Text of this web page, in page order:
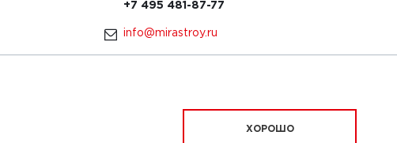
+7 495 481-87-77
info@mirastroy.ru
ХОРОШО